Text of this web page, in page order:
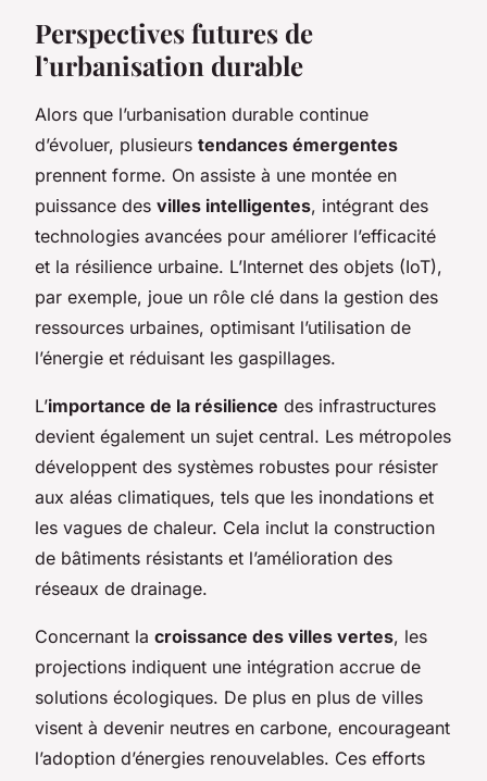
Perspectives futures de
l’urbanisation durable
Alors que l’urbanisation durable continue
d’évoluer, plusieurs tendances émergentes
prennent forme. On assiste à une montée en
puissance des villes intelligentes, intégrant des
technologies avancées pour améliorer l’efficacité
et la résilience urbaine. L’Internet des objets (IoT),
par exemple, joue un rôle clé dans la gestion des
ressources urbaines, optimisant l’utilisation de
l’énergie et réduisant les gaspillages.
L’importance de la résilience des infrastructures
devient également un sujet central. Les métropoles
développent des systèmes robustes pour résister
aux aléas climatiques, tels que les inondations et
les vagues de chaleur. Cela inclut la construction
de bâtiments résistants et l’amélioration des
réseaux de drainage.
Concernant la croissance des villes vertes, les
projections indiquent une intégration accrue de
solutions écologiques. De plus en plus de villes
visent à devenir neutres en carbone, encourageant
l’adoption d’énergies renouvelables. Ces efforts